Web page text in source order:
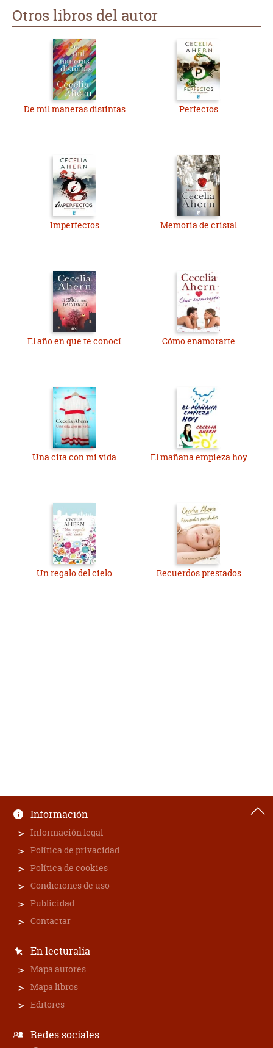
Otros libros del autor
De mil maneras distintas Perfectos
Imperfectos Memoria de cristal
El año en que te conocí Cómo enamorarte
Una cita con mi vida El mañana empieza hoy
Un regalo del cielo Recuerdos prestados
Información
Información legal
Política de privacidad
Política de cookies
Condiciones de uso
Publicidad
Contactar
En lecturalia
Mapa autores
Mapa libros
Editores
Redes sociales